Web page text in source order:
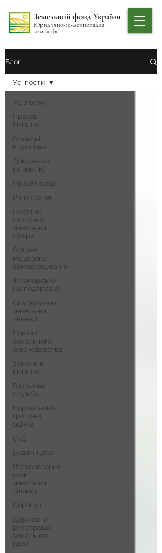
Земельний фонд України
Юридично-землевпорядна
компанія
Блог
Усі пости
Правові
питання
Орендні
відносини
Документи
на землю
Приватизація
Ринок землі
Податки
стосовно
земельної
сфери
Органи
місцевого
самоврядування
Фермерське
господарство
Спадкування
земельної
ділянки
Новини
земельного
законодавства
Земельні
питання
Військова
служба
Нормативно-
грошова
оцінка
Суд
Будівництво
Встановлення
меж
земельної
ділянки
Сервітут
Державна
реєстрація
земельних
прав
Усі пости